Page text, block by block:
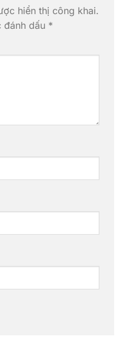
hiển thị công khai.
đánh dấu *